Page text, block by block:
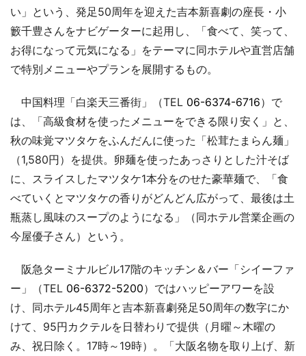
い」という、発足50周年を迎えた吉本新喜劇の座長・小
籔千豊さんをナビゲーターに起用し、「食べて、笑って、
お得になって元気になる」をテーマに同ホテルや直営店舗
で特別メニューやプランを展開するもの。
中国料理「白楽天三番街」（TEL 06-6374-6716）で
は、「高級食材を使ったメニューをできる限り安く」と、
秋の味覚マツタケをふんだんに使った「松茸たまらん麺」
（1,580円）を提供。卵麺を使ったあっさりとした汁そば
に、スライスしたマツタケ1本分をのせた豪華麺で、「食
べていくとマツタケの香りがどんどん広がって、最後は土
瓶蒸し風味のスープのようになる」（同ホテル営業企画の
今屋優子さん）という。
阪急ターミナルビル17階のキッチン＆バー「シイーファ
ー」（TEL 06-6372-5200）ではハッピーアワーを設
け、同ホテル45周年と吉本新喜劇発足50周年の数字にか
けて、95円カクテルを日替わりで提供（月曜～木曜の
み、祝日除く。17時～19時）。「大阪名物を取り上げ、新